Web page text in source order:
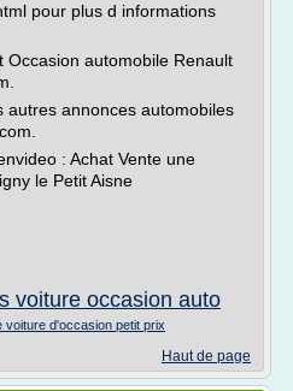
pour plus d informations
Occasion automobile Renault
autres annonces automobiles
: Achat Vente une
le Petit Aisne
voiture occasion auto
voiture d'occasion petit prix
Haut de page